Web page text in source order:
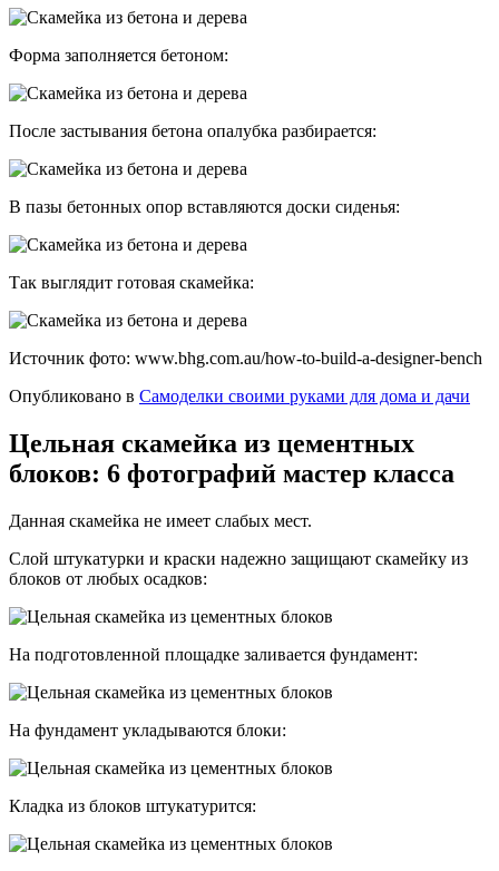
Форма заполняется бетоном:
После застывания бетона опалубка разбирается:
В пазы бетонных опор вставляются доски сиденья:
Так выглядит готовая скамейка:
Источник фото: www.bhg.com.au/how-to-build-a-designer-bench
Опубликовано в Самоделки своими руками для дома и дачи
Цельная скамейка из цементных
блоков: 6 фотографий мастер класса
Данная скамейка не имеет слабых мест.
Слой штукатурки и краски надежно защищают скамейку из
блоков от любых осадков:
На подготовленной площадке заливается фундамент:
На фундамент укладываются блоки:
Кладка из блоков штукатурится: